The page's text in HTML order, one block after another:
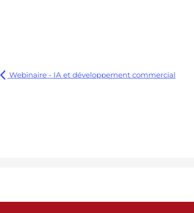
Webinaire - IA et développement commercial